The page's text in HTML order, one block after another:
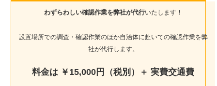
わずらわしい確認作業を弊社が代行いたします！
設置場所での調査・確認作業のほか自治体に赴いての確認作業を弊
社が代行します。
料金は ￥15,000円（税別）＋ 実費交通費